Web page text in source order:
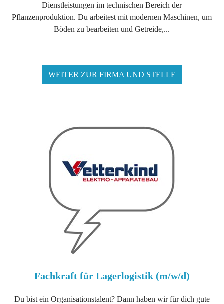
Dienstleistungen im technischen Bereich der
Pflanzenproduktion. Du arbeitest mit modernen Maschinen, um
Böden zu bearbeiten und Getreide,...
WEITER ZUR FIRMA UND STELLE
Fachkraft für Lagerlogistik (m/w/d)
Du bist ein Organisationstalent? Dann haben wir für dich gute